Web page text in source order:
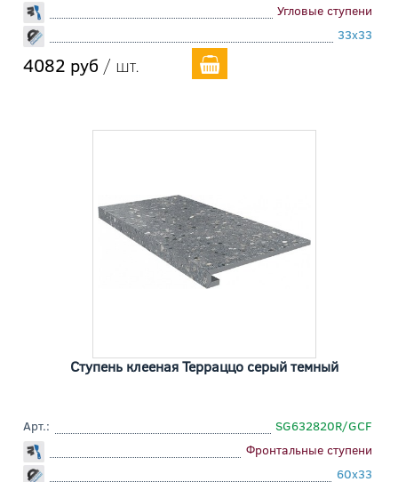
Угловые ступени
33x33
4082 руб / шт.
Ступень клееная Терраццо серый темный
Арт.:
SG632820R/GCF
Фронтальные ступени
60x33